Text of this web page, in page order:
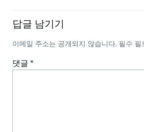
답글 남기기
이메일 주소는 공개되지 않습니다. 필수 필
댓글 *